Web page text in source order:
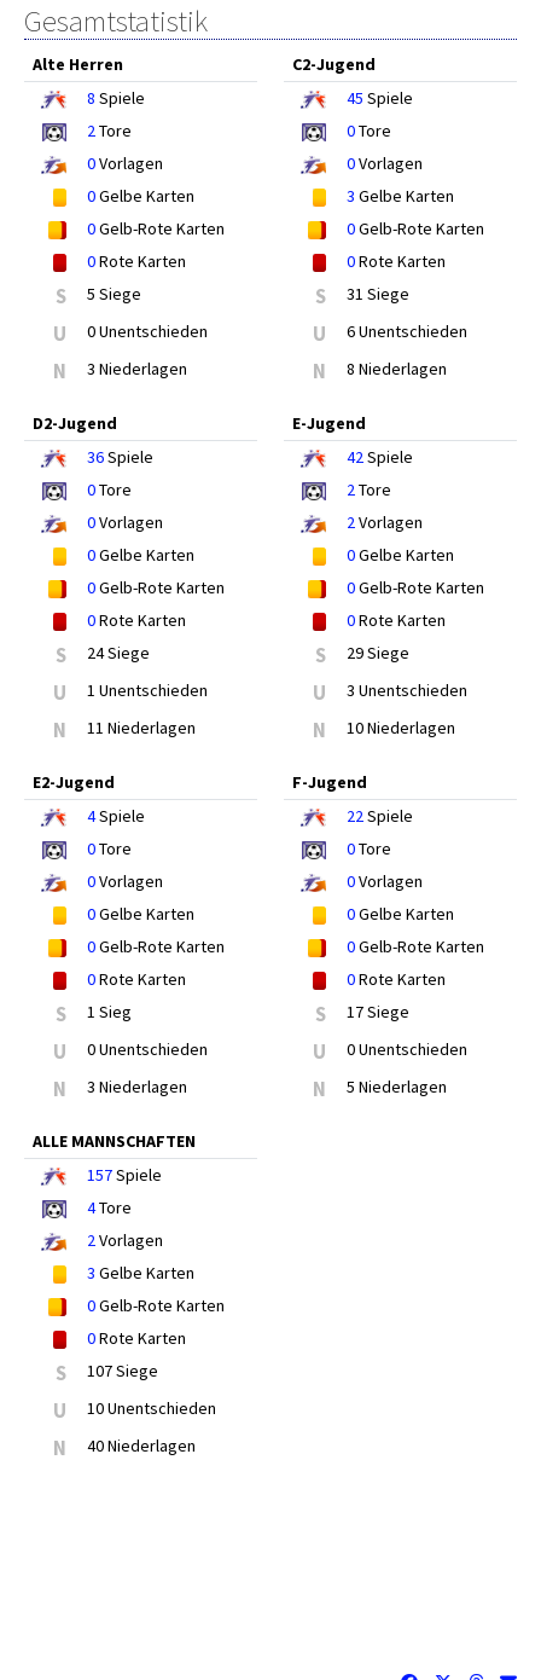
Gesamtstatistik
Alte Herren
8 Spiele
2Tore
0Vorlagen
0Gelbe Karten
0Gelb-Rote Karten
0Rote Karten
S 5 Siege
U 0 Unentschieden
N 3 Niederlagen
C2-Jugend
45 Spiele
0Tore
0Vorlagen
3 Gelbe Karten
0Gelb-Rote Karten
0Rote Karten
S 31 Siege
U 6 Unentschieden
N 8 Niederlagen
D2-Jugend
36Spiele
0Tore
0Vorlagen
0Gelbe Karten
0Gelb-Rote Karten
0Rote Karten
S 24 Siege
U 1 Unentschieden
N 11 Niederlagen
E-Jugend
42Spiele
2Tore
2Vorlagen
0Gelbe Karten
0Gelb-Rote Karten
0Rote Karten
S 29 Siege
U 3 Unentschieden
N 10 Niederlagen
E2-Jugend
4Spiele
0Tore
0Vorlagen
0Gelbe Karten
0Gelb-Rote Karten
0Rote Karten
S 1 Sieg
U 0 Unentschieden
N 3 Niederlagen
F-Jugend
22Spiele
0Tore
0Vorlagen
0Gelbe Karten
0Gelb-Rote Karten
0Rote Karten
S 17 Siege
U 0 Unentschieden
N 5 Niederlagen
ALLE MANNSCHAFTEN
157Spiele
4Tore
2Vorlagen
3 Gelbe Karten
0Gelb-Rote Karten
0Rote Karten
S 107 Siege
U 10 Unentschieden
N 40 Niederlagen